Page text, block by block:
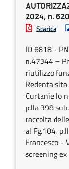
2024, n. 620
Scarica
ID 6818 -
n.47344 –
riutilizzo
Redenta
Curtaniello
p.lla 398
raccolta
al Fg.104,
Francesco -
screening